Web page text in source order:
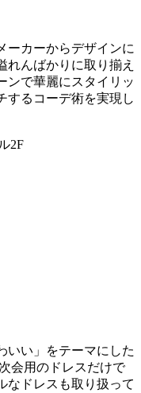
ーカーからデザインに
れんばかりに取り揃え
ンで華麗にスタイリッ
するコーデ術を実現し
2F
いい」をテーマにした
会用のドレスだけで
なドレスも取り扱って